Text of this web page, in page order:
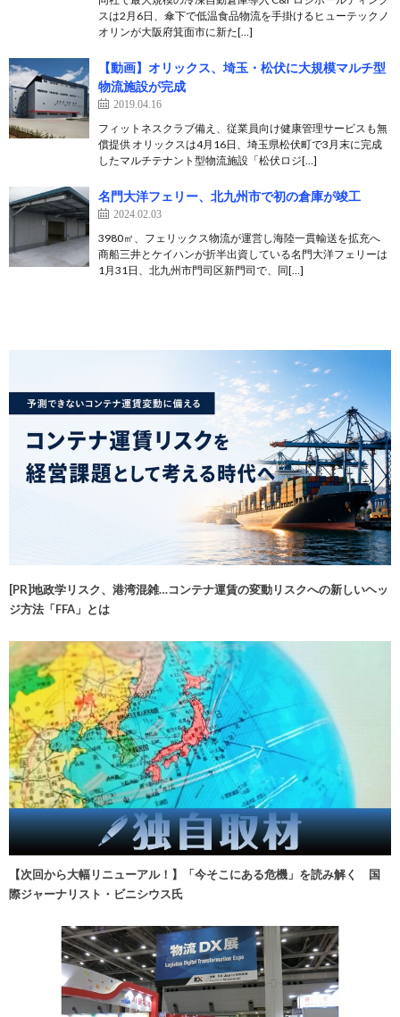
スは2月6日、傘下で低温食品物流を手掛けるヒューテックノ
オリンが大阪府箕面市に新た[…]
【動画】オリックス、埼玉・松伏に大規模マルチ型
物流施設が完成
2019.04.16
フィットネスクラブ備え、従業員向け健康管理サービスも無
償提供 オリックスは4月16日、埼玉県松伏町で3月末に完成
したマルチテナント型物流施設「松伏ロジ[…]
名門大洋フェリー、北九州市で初の倉庫が竣工
2024.02.03
3980㎡、フェリックス物流が運営し海陸一貫輸送を拡充へ
商船三井とケイハンが折半出資している名門大洋フェリーは
1月31日、北九州市門司区新門司で、同[…]
[PR]地政学リスク、港湾混雑…コンテナ運賃の変動リスクへの新しいヘッ
ジ方法「FFA」とは
【次回から大幅リニューアル！】「今そこにある危機」を読み解く 国
際ジャーナリスト・ビニシウス氏